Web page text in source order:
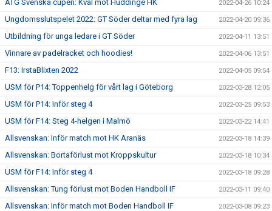
ATG Svenska cupen: Kval mot Huddinge HK 2022-04-26 10:24
Ungdomsslutspelet 2022: GT Söder deltar med fyra lag 2022-04-20 09:36
Utbildning för unga ledare i GT Söder 2022-04-11 13:51
Vinnare av padelracket och hoodies! 2022-04-06 13:51
F13: IrstaBlixten 2022 2022-04-05 09:54
USM för P14: Toppenhelg för vårt lag i Göteborg 2022-03-28 12:05
USM för P14: Inför steg 4 2022-03-25 09:53
USM för F14: Steg 4-helgen i Malmö 2022-03-22 14:41
Allsvenskan: Inför match mot HK Aranäs 2022-03-18 14:39
Allsvenskan: Bortaförlust mot Kroppskultur 2022-03-18 10:34
USM för F14: Inför steg 4 2022-03-18 09:28
Allsvenskan: Tung förlust mot Boden Handboll IF 2022-03-11 09:40
Allsvenskan: Inför match mot Boden Handboll IF 2022-03-08 09:23